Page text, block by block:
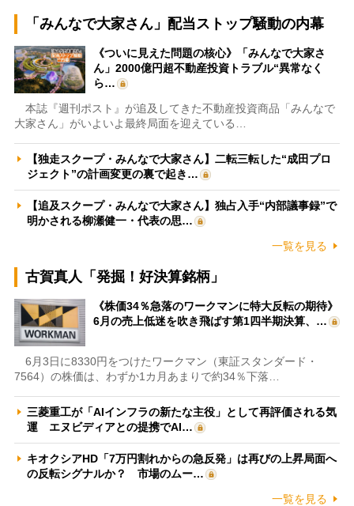
「みんなで大家さん」配当ストップ騒動の内幕
《ついに見えた問題の核心》「みんなで大家さ
ん」2000億円超不動産投資トラブル“異常なく
ら…
本誌『週刊ポスト』が追及してきた不動産投資商品「みんなで
大家さん」がいよいよ最終局面を迎えている…
【独走スクープ・みんなで大家さん】二転三転した“成田プロ
ジェクト”の計画変更の裏で起き…
【追及スクープ・みんなで大家さん】独占入手“内部議事録”で
明かされる柳瀬健一・代表の思…
一覧を見る
古賀真人「発掘！好決算銘柄」
《株価34％急落のワークマンに特大反転の期待》
6月の売上低迷を吹き飛ばす第1四半期決算、…
6月3日に8330円をつけたワークマン（東証スタンダード・
7564）の株価は、わずか1カ月あまりで約34％下落…
三菱重工が「AIインフラの新たな主役」として再評価される気
運 エヌビディアとの提携でAI…
キオクシアHD「7万円割れからの急反発」は再びの上昇局面へ
の反転シグナルか？ 市場のムー…
一覧を見る